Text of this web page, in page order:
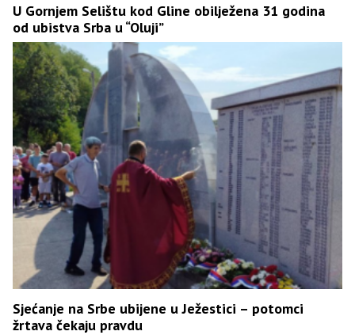
U Gornjem Selištu kod Gline obilježena 31 godina
od ubistva Srba u “Oluji”
Sjećanje na Srbe ubijene u Ježestici – potomci
žrtava čekaju pravdu